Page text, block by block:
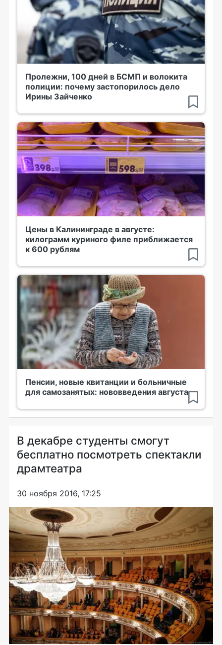
Пролежни, 100 дней в БСМП и волокита
полиции: почему застопорилось дело
Ирины Зайченко
Цены в Калининграде в августе:
килограмм куриного филе приближается
к 600 рублям
Пенсии, новые квитанции и больничные
для самозанятых: нововведения августа
В декабре студенты смогут
бесплатно посмотреть спектакли
драмтеатра
30 ноября 2016, 17:25